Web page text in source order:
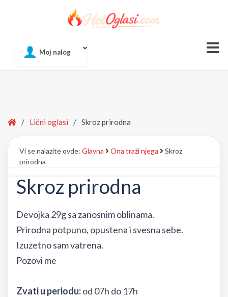
Moj nalog
Home
/ Lični oglasi / Skroz prirodna
Vi se nalazite ovde: Glavna Ona traži njega
Skroz
prirodna
Skroz prirodna
Devojka 29g sa zanosnim oblinama.
Prirodna potpuno, opustena i svesna sebe.
Izuzetno sam vatrena.
Pozovi me
Zvati u periodu:od 07h do 17h